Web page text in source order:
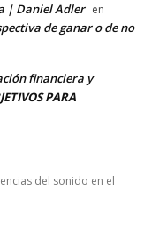
| Daniel Adler en
de ganar o de no
financiera y
PARA